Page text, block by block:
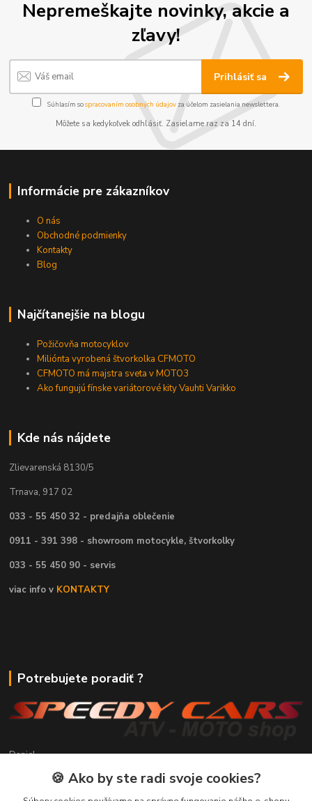
Nepremeškajte novinky, akcie a
zľavy!
Prihlásiť sa
Súhlasím sospracovaním osobných údajov za účelom zasielania newslettera.
Môžete sa kedykoľvek odhlásiť. Zasielame raz za 14 dní.
Informácie pre zákazníkov
O nás
Obchodné podmienky
Kontakty
Blog
Najčítanejšie na blogu
Požičovňa motocyklov
Miliónta vyrobená štvorkolka CFMOTO
CFMOTO má majstra sveta v MOTO3
Ako fungujú fínske variátorové kity Vauhti Varikko
Kde nás nájdete
Zlievarenská 8130/5
Trnava, 917 02
033 - 55 450 32 - predajňa oblečenie
0911 - 391 398 - showroom motocykle, štvorkolky
033 - 55 450 90 - servis
viac info v KONTAKTY
Potrebujete poradiť ?
Daniel
+421 911 391 398
(Po-Pia, 8.30-17.00 hod.)
🍪 Ako by ste radi svoje cookies?